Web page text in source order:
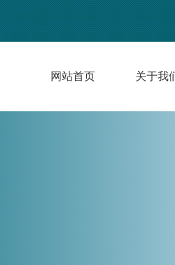
网站首页 关于我